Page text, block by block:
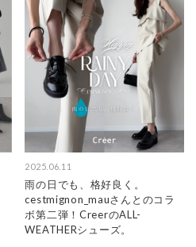
2025.06.11
雨の日でも、格好良く。
cestmignon_mauさんとのコラ
ボ第二弾！CreerのALL-
WEATHERシューズ。